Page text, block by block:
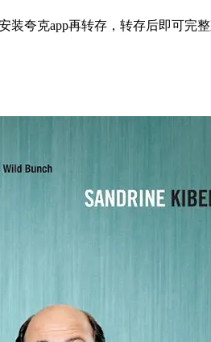
装夸克app再转存，转存后即可完